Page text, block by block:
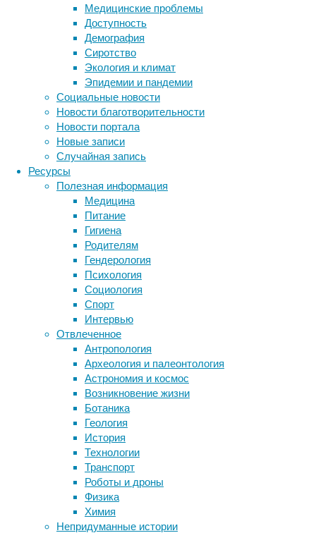
Медицинские проблемы
Доступность
Демография
Сиротство
Экология и климат
Эпидемии и пандемии
Социальные новости
Новости благотворительности
Новости портала
Новые записи
Случайная запись
Ресурсы
Полезная информация
Медицина
Питание
Гигиена
Родителям
Гендерология
Психология
Социология
Спорт
Интервью
Отвлеченное
Антропология
Археология и палеонтология
Астрономия и космос
Возникновение жизни
Ботаника
Геология
История
Технологии
Транспорт
Роботы и дроны
Физика
Химия
Непридуманные истории
потенциальными
патогенами.
Во
многих
исследованиях
негативном
влиянии
вейпинга
на
здоровье
ученые
высказывали
опасения
по
поводу
токсичности
вдыхаемых
курильщиками
паров.
Жидкости
для
вейпов
сами
по
себе
содержат
соединения,
Метки
ДНК бактерии
биотехнология
генетика дети
здоровье знания
инструменты и методы
исследования